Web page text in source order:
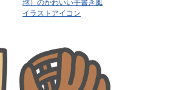
球）のかわいい手書き風
イラストアイコン